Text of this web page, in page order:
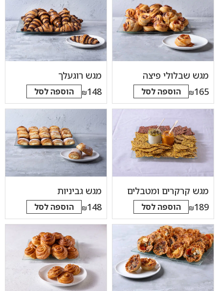
מגש שבלולי פיצה
165
₪ הוספה לסל
מגש רוגעלך
148
₪ הוספה לסל
מגש קרקרים ומטבלים
189
₪ הוספה לסל
מגש גביניות
148
₪ הוספה לסל